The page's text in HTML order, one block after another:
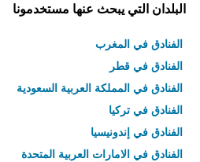
البلدان التي يبحث عنها مستخدمونا
الفنادق في المغرب
الفنادق في قطر
الفنادق في المملكة العربية السعودية
الفنادق في تركيا
الفنادق في إندونيسيا
الفنادق في الامارات العربية المتحدة